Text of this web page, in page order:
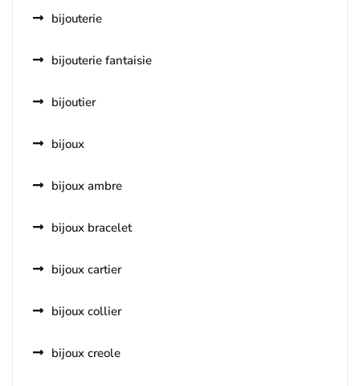
bijouterie
bijouterie fantaisie
bijoutier
bijoux
bijoux ambre
bijoux bracelet
bijoux cartier
bijoux collier
bijoux creole